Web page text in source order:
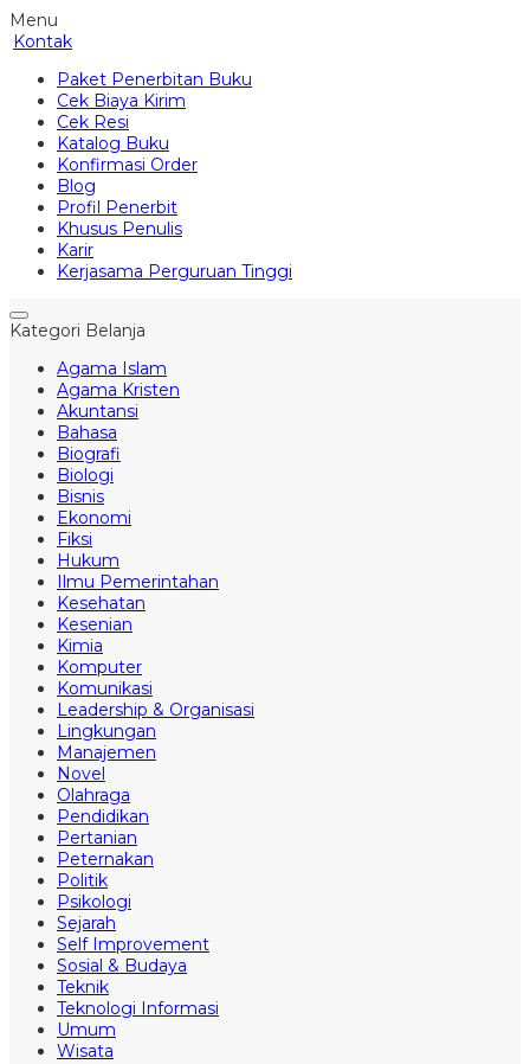
Menu
Kontak
Paket Penerbitan Buku
Cek Biaya Kirim
Cek Resi
Katalog Buku
Konfirmasi Order
Blog
Profil Penerbit
Khusus Penulis
Karir
Kerjasama Perguruan Tinggi
Kategori Belanja
Agama Islam
Agama Kristen
Akuntansi
Bahasa
Biografi
Biologi
Bisnis
Ekonomi
Fiksi
Hukum
Ilmu Pemerintahan
Kesehatan
Kesenian
Kimia
Komputer
Komunikasi
Leadership & Organisasi
Lingkungan
Manajemen
Novel
Olahraga
Pendidikan
Pertanian
Peternakan
Politik
Psikologi
Sejarah
Self Improvement
Sosial & Budaya
Teknik
Teknologi Informasi
Umum
Wisata